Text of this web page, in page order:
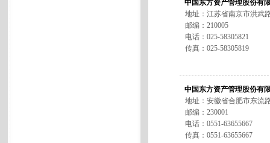
中国东方资产管理股份有
地址：江苏省南京市洪武
邮编：210005
电话：025-58305821
传真：025-58305819
中国东方资产管理股份有
地址：安徽省合肥市东流
邮编：230001
电话：0551-63655667
传真：0551-63655667